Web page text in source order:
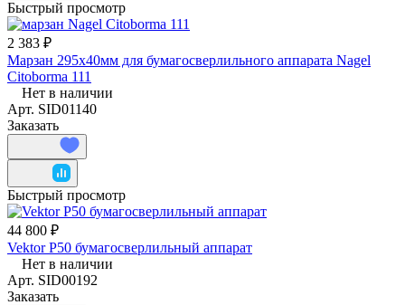
Быстрый просмотр
2 383 ₽
Марзан 295х40мм для бумагосверлильного аппарата Nagel
Citoborma 111
Нет в наличии
Арт. SID01140
Заказать
Быстрый просмотр
44 800 ₽
Vektor Р50 бумагосверлильный аппарат
Нет в наличии
Арт. SID00192
Заказать